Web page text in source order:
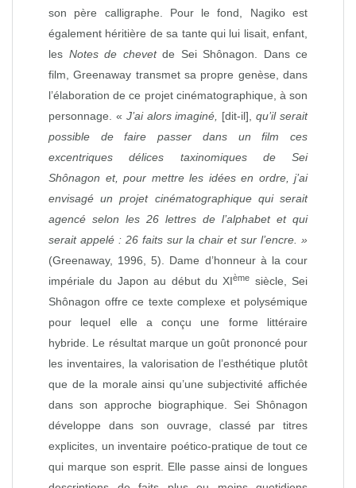
son père calligraphe. Pour le fond, Nagiko est
également héritière de sa tante qui lui lisait, enfant,
les Notes de chevet de Sei Shônagon. Dans ce
film, Greenaway transmet sa propre genèse, dans
l’élaboration de ce projet cinématographique, à son
personnage. « J’ai alors imaginé [dit-il],qu’il serait
possible de faire passer dans un film ces
excentriques délices taxinomiques de Sei
Shônagon et, pour mettre les idées en ordre, j’ai
envisagé un projet cinématographique qui serait
agencé selon les 26 lettres de l’alphabet et qui
serait appelé : 26 faits sur la chair et sur l’encre. »
(Greenaway, 1996, 5). Dame d’honneur à la cour
impériale du Japon au début du XIème siècle, Sei
Shônagon offre ce texte complexe et polysémique
pour lequel elle a conçu une forme littéraire
hybride. Le résultat marque un goût prononcé pour
les inventaires, la valorisation de l’esthétique plutôt
que de la morale ainsi qu’une subjectivité affichée
dans son approche biographique. Sei Shônagon
développe dans son ouvrage, classé par titres
explicites, un inventaire poético-pratique de tout ce
qui marque son esprit. Elle passe ainsi de longues